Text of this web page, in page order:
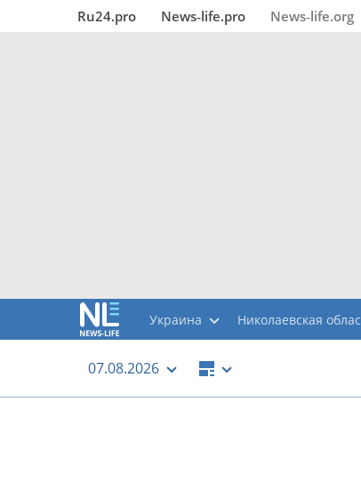
Ru24.pro News‑life.pro News‑life.org
Украина Николаевская
07.08.2026